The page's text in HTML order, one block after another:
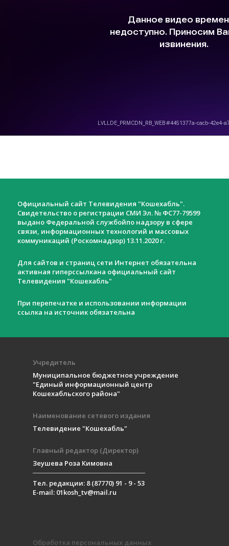
Официальный сайт Телевидения "Кошехабль".
Свидетельство о регистрации СМИ Эл. № ФС77-79599
выдано Федеральной службойпо надзору в сфере
связи, информационных технологий и массовых
коммуникаций (Роскомнадзор) 13.11.2020 г.
Для сайтов и страниц сети Интернет обязательна
активная гиперссылкана официальный сайт
Телевидения "Кошехабль"
При перепечатке и использовании информации
ссылка на источник обязательна
Учредитель
Муниципальное бюджетное учреждение
"Единый информационный центр
Кошехабльского района"
Наименование сетевого издания
Телевидение "Кошехабль"
Главный редактор (Директор)
Зеушева Роза Кимовна
Тел. редакции: 8 (87770) 91 - 9 - 53
E-mail: 01kosh_tv@mail.ru
Обработка персональных данных